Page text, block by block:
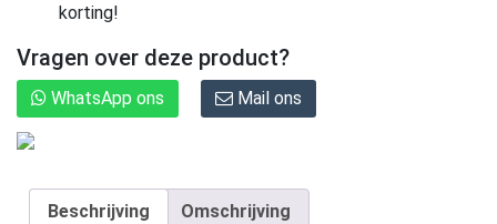
korting!
Vragen over deze product?
WhatsApp ons Mail ons
Beschrijving Omschrijving